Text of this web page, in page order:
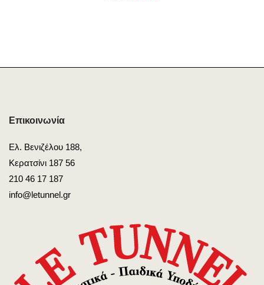
Επικοινωνία
Ελ. Βενιζέλου 188,
Κερατσίνι 187 56
210 46 17 187
info@letunnel.gr